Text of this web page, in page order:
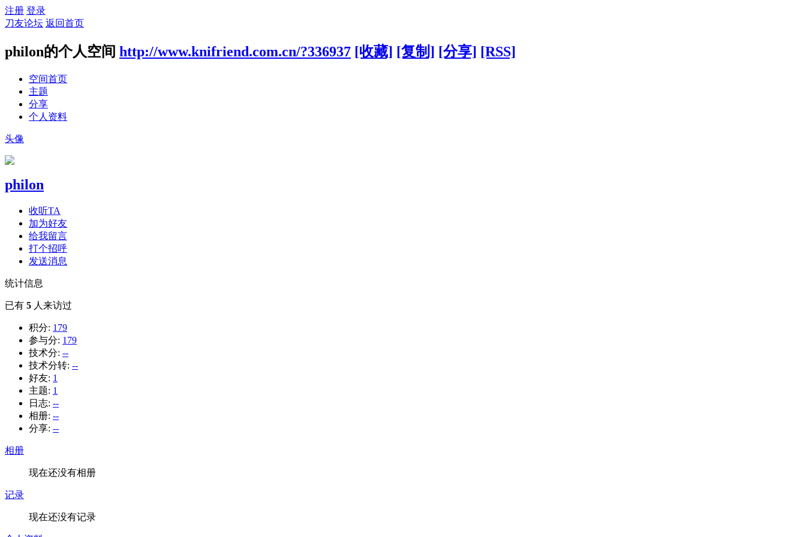
注册 登录
刀友论坛 返回首页
philon的个人空间 http://www.knifriend.com.cn/?336937 [收藏] [复制] [分享] [RSS]
空间首页
主题
分享
个人资料
头像
philon
收听TA
加为好友
给我留言
打个招呼
发送消息
统计信息
已有 5 人来访过
积分: 179
参与分: 179
技术分: --
技术分转: --
好友: 1
主题: 1
日志: --
相册: --
分享: --
相册
现在还没有相册
记录
现在还没有记录